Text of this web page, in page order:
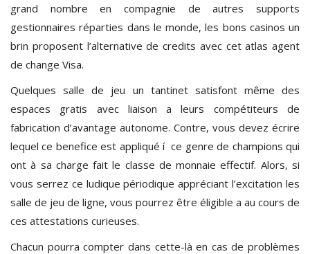
grand nombre en compagnie de autres supports
gestionnaires réparties dans le monde, les bons casinos un
brin proposent l’alternative de credits avec cet atlas agent
de change Visa.
Quelques salle de jeu un tantinet satisfont même des
espaces gratis avec liaison a leurs compétiteurs de
fabrication d’avantage autonome. Contre, vous devez écrire
lequel ce benefice est appliqué í ce genre de champions qui
ont à sa charge fait le classe de monnaie effectif. Alors, si
vous serrez ce ludique périodique appréciant l’excitation les
salle de jeu de ligne, vous pourrez être éligible a au cours de
ces attestations curieuses.
Chacun pourra compter dans cette-là en cas de problèmes